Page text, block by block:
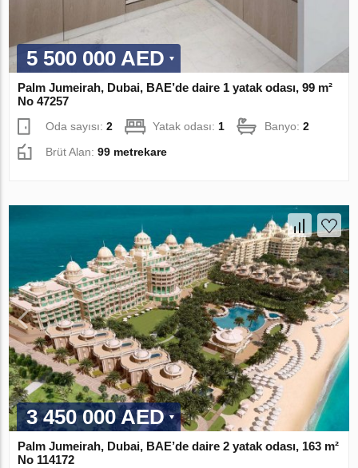
5 500 000 AED
Palm Jumeirah, Dubai, BAE’de daire 1 yatak odası, 99 m²
No 47257
Oda sayısı:2 Yatak odası: 1 Banyo:2
Brüt Alan:99 metrekare
3 450 000 AED
Palm Jumeirah, Dubai, BAE’de daire 2 yatak odası, 163 m²
No 114172